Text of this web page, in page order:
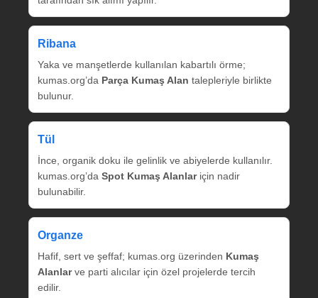
Ribana
Yaka ve manşetlerde kullanılan kabartılı örme;
kumas.org’da Parça Kumaş Alan talepleriyle birlikte
bulunur.
Tül
İnce, organik doku ile gelinlik ve abiyelerde kullanılır.
kumas.org’da Spot Kumaş Alanlariçin nadir
bulunabilir.
Organze
Hafif, sert ve şeffaf; kumas.org üzerinden Kumaş
Alanlarve parti alıcılar için özel projelerde tercih
edilir.